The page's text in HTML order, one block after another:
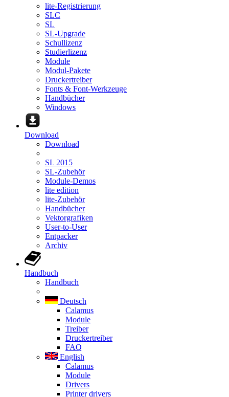
lite-Registrierung
SLC
SL
SL-Upgrade
Schullizenz
Studierlizenz
Module
Modul-Pakete
Druckertreiber
Fonts & Font-Werkzeuge
Handbücher
Windows
Download
Download
SL 2015
SL-Zubehör
Module-Demos
lite edition
lite-Zubehör
Handbücher
Vektorgrafiken
User-to-User
Entpacker
Archiv
Handbuch
Handbuch
Deutsch
Calamus
Module
Treiber
Druckertreiber
FAQ
English
Calamus
Module
Drivers
Printer drivers